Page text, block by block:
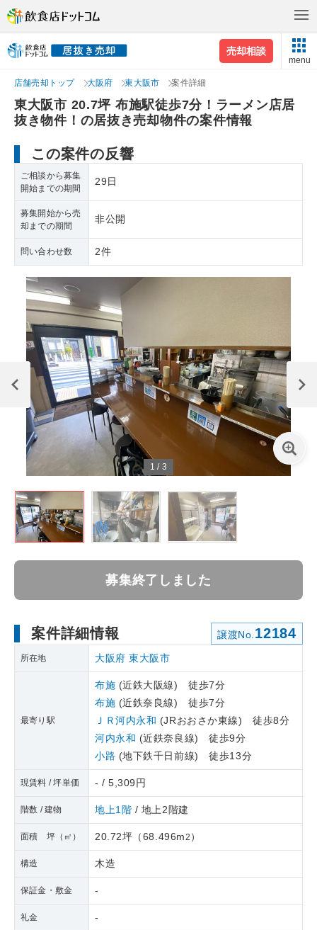
売却相談
menu
店舗売却トップ 大阪府 東大阪市 案件詳細
東大阪市 20.7坪 布施駅徒歩7分！ラーメン店居
抜き物件！の居抜き売却物件の案件情報
この案件の反響
ご相談から募集
開始までの期間
29日
募集開始から売
却までの期間
非公開
問い合わせ数 2件
1 / 3
募集終了しました
案件詳細情報 譲渡No. 12184
所在地 大阪府 東大阪市
最寄り駅
布施 (近鉄大阪線) 徒歩7分
布施 (近鉄奈良線) 徒歩7分
ＪＲ河内永和 (JRおおさか東線) 徒歩8分
河内永和 (近鉄奈良線) 徒歩9分
小路 (地下鉄千日前線) 徒歩13分
現賃料 / 坪単価 - / 5,309円
階数 / 建物 地上1階 / 地上2階建
面積 坪（㎡） 20.72坪 （68.496m2 ）
構造 木造
保証金・敷金 -
礼金 -